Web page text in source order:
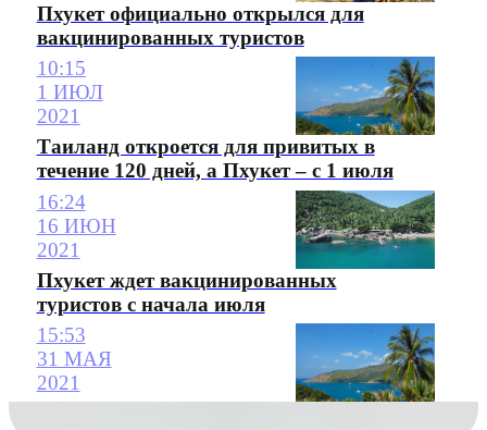
Пхукет официально открылся для
вакцинированных туристов
10:15
1 ИЮЛ
2021
Таиланд откроется для привитых в
течение 120 дней, а Пхукет – с 1 июля
16:24
16 ИЮН
2021
Пхукет ждет вакцинированных
туристов с начала июля
15:53
31 МАЯ
2021